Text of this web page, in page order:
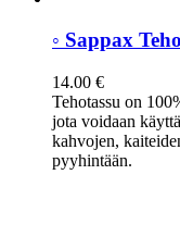
◦ Sappax
14.00 €
Tehotassu on
jota voidaan
kahvojen,
pyyhintään.